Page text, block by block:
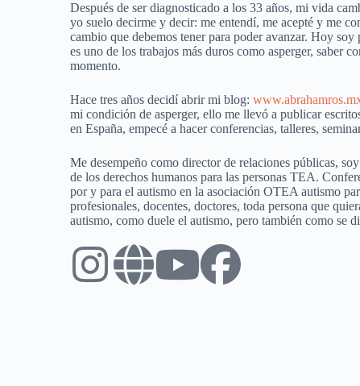
Después de ser diagnosticado a los 33 años, mi vida
yo suelo decirme y decir: me entendí, me acepté y me
cambio que debemos tener para poder avanzar. Hoy soy
es uno de los trabajos más duros como asperger, saber
momento.
Hace tres años decidí abrir mi blog:
mi condición de asperger, ello me llevó a publicar
en España, empecé a hacer conferencias, talleres,
Me desempeño como director de relaciones públicas,
de los derechos humanos para las personas TEA.
por y para el autismo en la asociación OTEA autismo
profesionales, docentes, doctores, toda persona que
autismo, como duele el autismo, pero también como se